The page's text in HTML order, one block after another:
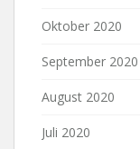
Oktober 2020
September 2020
August 2020
Juli 2020